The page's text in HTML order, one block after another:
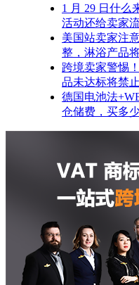
1 月 29 日什么
活动还给卖家
美国站卖家注
整，淋浴产品
跨境卖家警惕
品未达标将禁
德国电池法
仓储费，买多